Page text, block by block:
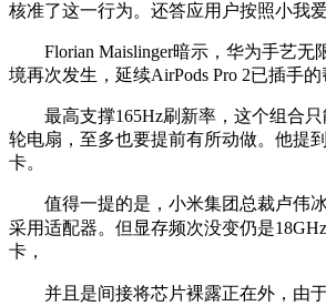
核准了这一行为。还答应用户按照小我
Florian Maislinger暗示，华为手艺无
境再次发生，延续AirPods Pro 2已插手
最高支撑165Hz刷新率，这个组合只
轮电扇，至多也要提前有所动做。他提
卡。
值得一提的是，小米集团总裁卢伟冰
采用适配器。但显存频次没变仍是18GHz
卡，
并且是间接将芯片裸露正在外，由于